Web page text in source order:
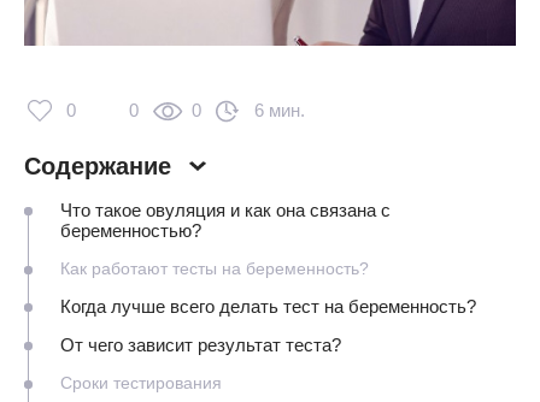
0 0 0 6 мин.
Содержание
Что такое овуляция и как она связана с
беременностью?
Как работают тесты на беременность?
Когда лучше всего делать тест на беременность?
От чего зависит результат теста?
Сроки тестирования